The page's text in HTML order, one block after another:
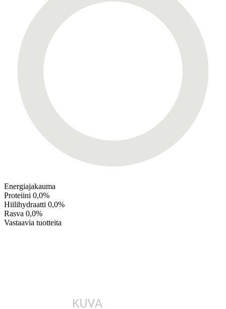
Energiajakauma
Proteiini 0,0%
Hiilihydraatti 0,0%
Rasva 0,0%
Vastaavia tuotteita